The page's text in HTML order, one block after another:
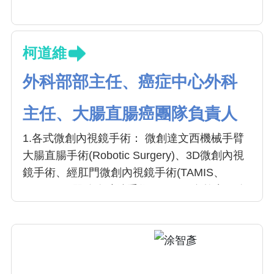
柯道維
外科部部主任、癌症中心外科
主任、大腸直腸癌團隊負責人
1.各式微創內視鏡手術： 微創達文西機械手臂
大腸直腸手術(Robotic Surgery)、3D微創內視
鏡手術、經肛門微創內視鏡手術(TAMIS、
(Laparoscopy)。
2.肛門良性疾患手術： 痔瘡、廔管、肛裂、直